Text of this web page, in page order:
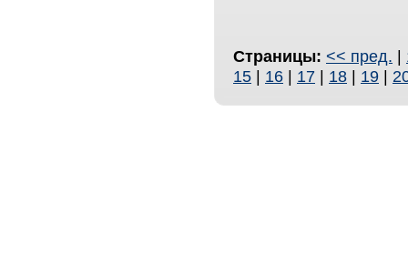
Страницы: << пред. |
15 | 16 | 17 | 18 | 19 |